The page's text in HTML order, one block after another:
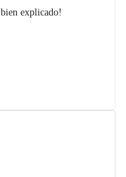
bien explicado!